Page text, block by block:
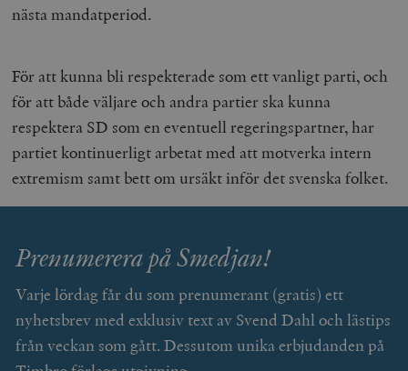
nästa mandatperiod.
För att kunna bli respekterade som ett vanligt parti, och
för att både väljare och andra partier ska kunna
respektera SD som en eventuell regeringspartner, har
partiet kontinuerligt arbetat med att motverka intern
extremism samt bett om ursäkt inför det svenska folket.
Prenumerera på Smedjan!
Varje lördag får du som prenumerant (gratis) ett
nyhetsbrev med exklusiv text av Svend Dahl och lästips
från veckan som gått. Dessutom unika erbjudanden på